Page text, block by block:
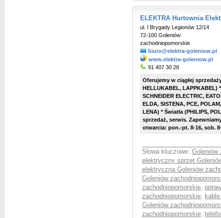
ELEKTRA Hurtownia
ul. I Brygady Legionów 12/14
72-100 Goleniów
zachodniopomorskie
biuro@elektra-goleniow.pl
www.elektra-goleniow.pl
91 407 30 28
Oferujemy w ciągłej
HELLUKABEL, LAPPKABEL)
SCHNEIDER ELECTRIC,
ELDA, SISTENA, PCE,
LENA) * Światła (PHILIPS,
sprzedaż, serwis.
otwarcia: pon.-pt. 8-16, sob.
Słowa kluczowe: Goleniów
elektryczny sprzęt
elektryczna Goleniów
Goleniów
zachodniopomorskie,
zachodniopomorskie,
Goleniów
zachodniopomorskie,